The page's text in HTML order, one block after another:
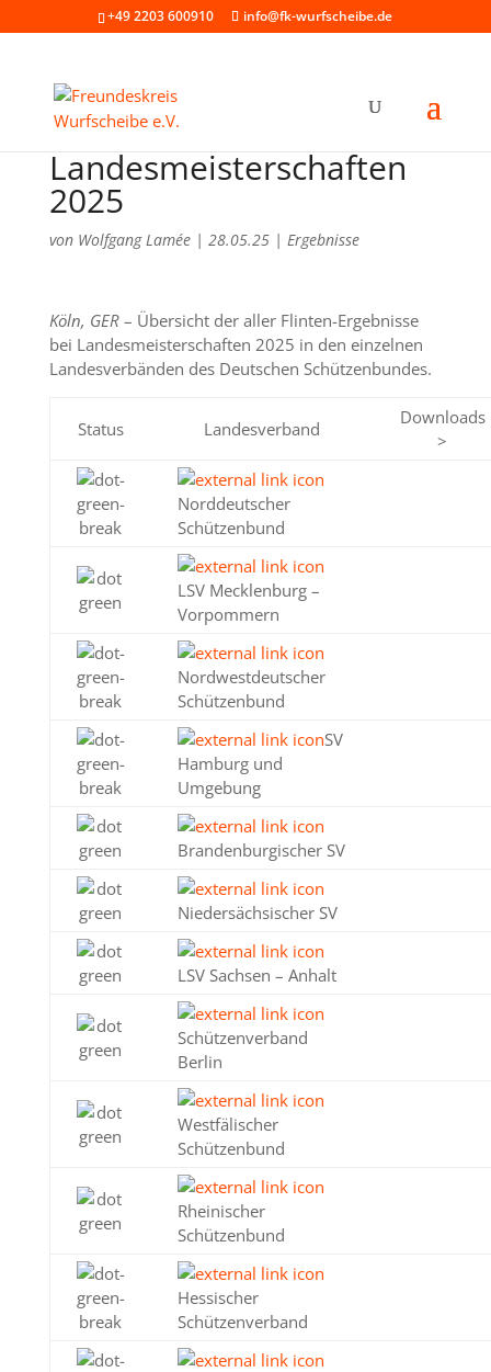
+49 2203 600910 info@fk-wurfscheibe.de
Landesmeisterschaften
2025
von Wolfgang Lamée| 28.05.25| Ergebnisse
Köln, GER– Übersicht der aller Flinten-Ergebnisse
bei Landesmeisterschaften 2025 in den einzelnen
Landesverbänden des Deutschen Schützenbundes.
Status Landesverband
Downloads
>
Norddeutscher
Schützenbund
LSV Mecklenburg –
Vorpommern
Nordwestdeutscher
Schützenbund
SV
Hamburg und
Umgebung
Brandenburgischer SV
Niedersächsischer SV
LSV Sachsen – Anhalt
Schützenverband
Berlin
Westfälischer
Schützenbund
Rheinischer
Schützenbund
Hessischer
Schützenverband